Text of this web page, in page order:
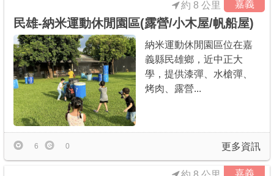
嘉義
約 8 公里
民雄-納米運動休閒園區(露營/小木屋/帆船屋)
納米運動休閒園區位在嘉
義縣民雄鄉，近中正大
學，提供漆彈、水槍彈、
烤肉、露營...
更多資訊
6 0
嘉義